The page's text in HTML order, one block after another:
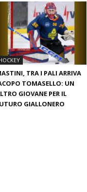
TRA I PALI ARRIVA
TOMASELLO: UN
GIOVANE PER IL
GIALLONERO